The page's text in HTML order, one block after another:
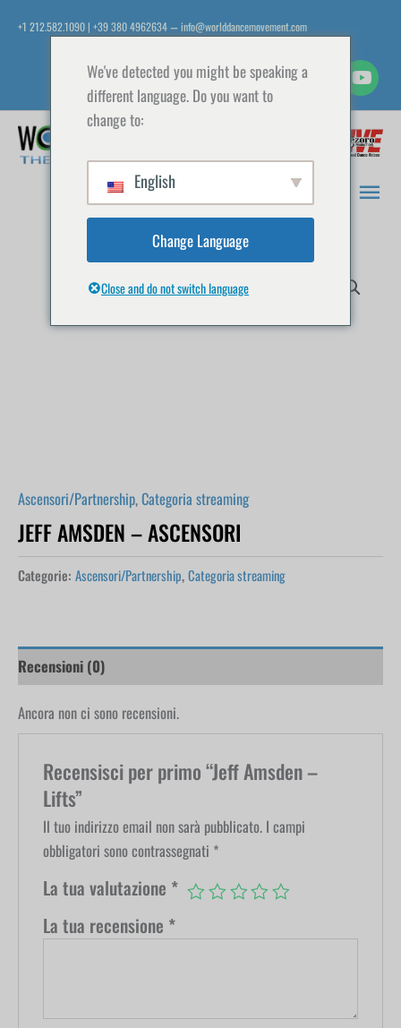
+1 212.582.1090 | +39 380 4962634 — info@worlddancemovement.com
Ascensori/Partnership,Categoria streaming
JEFF AMSDEN – ASCENSORI
Categorie: Ascensori/Partnership,Categoria streaming
Recensioni (0)
Ancora non ci sono recensioni.
Recensisci per primo “Jeff Amsden –
Lifts”
Il tuo indirizzo email non sarà pubblicato. I campi
obbligatori sono contrassegnati *
La tua valutazione *
La tua recensione *
We've detected you might be speaking a
different language. Do you want to
change to:
English
Change Language
Close and do not switch language